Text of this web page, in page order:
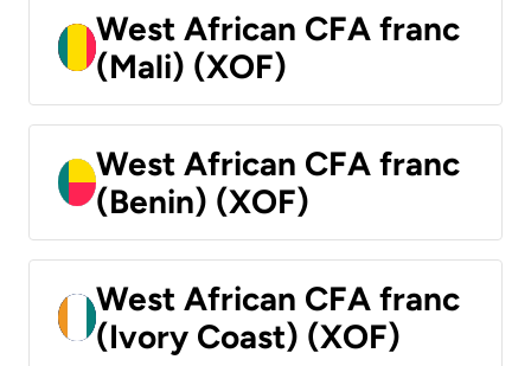
West African CFA franc
(Mali) (XOF)
West African CFA franc
(Benin) (XOF)
West African CFA franc
(Ivory Coast) (XOF)